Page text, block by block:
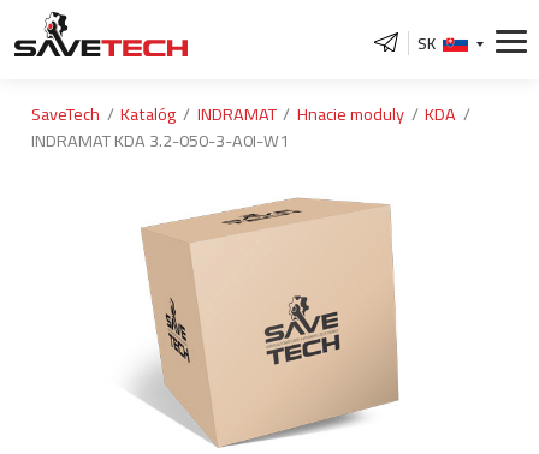
SK
SaveTech Katalóg INDRAMAT Hnacie moduly
KDA
INDRAMAT KDA 3.2-050-3-A0I-W1